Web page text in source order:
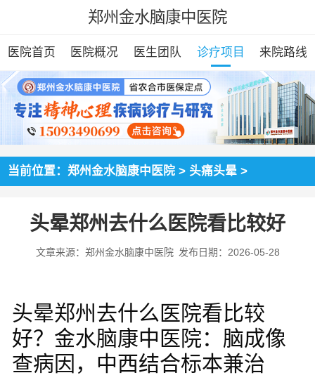
郑州金水脑康中医院
医院首页 医院概况 医生团队 诊疗项目 来院路线
当前位置：郑州金水脑康中医院 > 头痛头晕 >
头晕郑州去什么医院看比较好
文章来源：郑州金水脑康中医院 发布日期：2026-05-28
头晕郑州去什么医院看比较
好？金水脑康中医院：脑成像
查病因，中西结合标本兼治